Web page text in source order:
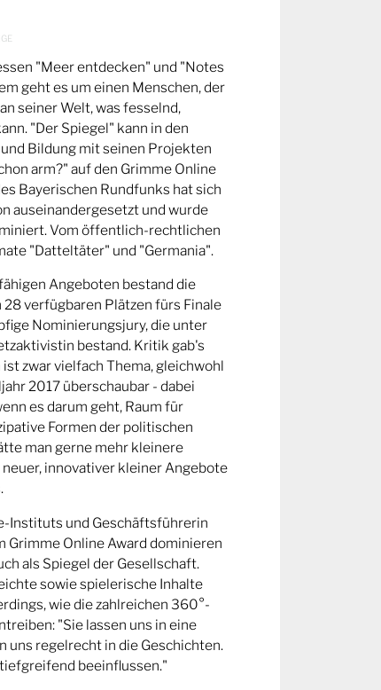
"Meer entdecken" und "Notes
geht es um einen Menschen, der
seiner Welt, was fesselnd,
"Der Spiegel" kann in den
Bildung mit seinen Projekten
arm?" auf den Grimme Online
Bayerischen Rundfunks hat sich
auseinandergesetzt und wurde
Vom öffentlich-rechtlichen
"Datteltäter" und "Germania".
Angeboten bestand die
verfügbaren Plätzen fürs Finale
Nominierungsjury, die unter
bestand. Kritik gab's
zwar vielfach Thema, gleichwohl
2017 überschaubar - dabei
es darum geht, Raum für
Formen der politischen
man gerne mehr kleinere
innovativer kleiner Angebote
Instituts und Geschäftsführerin
Grimme Online Award dominieren
als Spiegel der Gesellschaft.
sowie spielerische Inhalte
wie die zahlreichen 360°-
"Sie lassen uns in eine
uns regelrecht in die Geschichten.
beeinflussen."